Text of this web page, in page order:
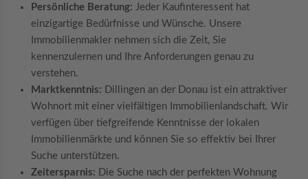
Persönliche Beratung: Jeder Kaufinteressent hat
einzigartige Bedürfnisse und Wünsche. Unsere
Immobilienmakler nehmen sich die Zeit, Sie
kennenzulernen und Ihre Anforderungen genau zu
verstehen.
Marktkenntnis: Dillingen an der Donau ist ein attraktiver
Wohnort mit einer vielfältigen Immobilienlandschaft. Wir
verfügen über tiefgreifende Kenntnisse der lokalen
Immobilienmärkte und können Sie so effektiv bei Ihrer
Suche unterstützen.
Zeitersparnis: Die Suche nach der perfekten Wohnung